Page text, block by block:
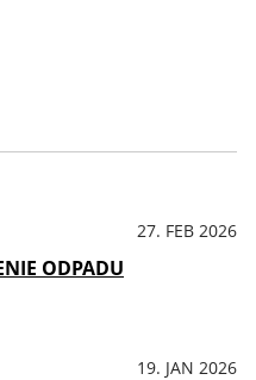
27. FEB 2026
ODPADU
19. JAN 2026